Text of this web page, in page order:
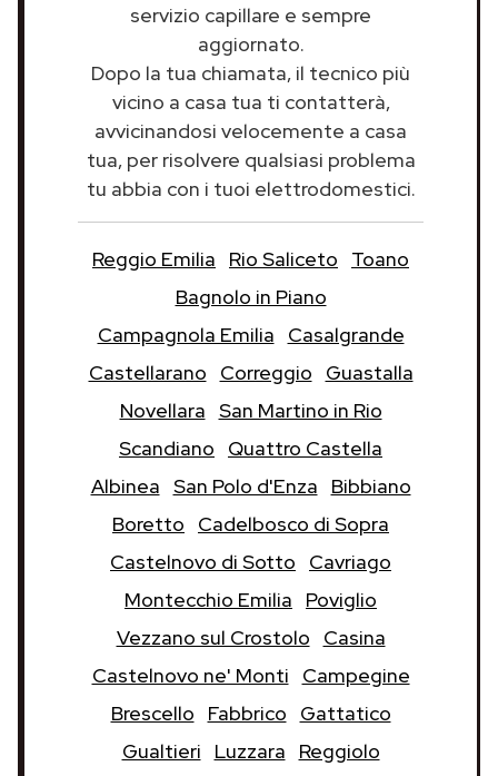
servizio capillare e sempre
aggiornato.
Dopo la tua chiamata, il tecnico più
vicino a casa tua ti contatterà,
avvicinandosi velocemente a casa
tua, per risolvere qualsiasi problema
tu abbia con i tuoi elettrodomestici.
Reggio Emilia Rio Saliceto
Toano
Bagnolo in Piano
Campagnola Emilia
Casalgrande
Castellarano
Correggio
Guastalla
Novellara San Martino in Rio
Scandiano
Quattro Castella
Albinea San Polo d'Enza
Bibbiano
Boretto
Cadelbosco di Sopra
Castelnovo di Sotto
Cavriago
Montecchio Emilia
Poviglio
Vezzano sul Crostolo
Casina
Castelnovo ne' Monti
Campegine
Brescello
Fabbrico
Gattatico
Gualtieri
Luzzara
Reggiolo